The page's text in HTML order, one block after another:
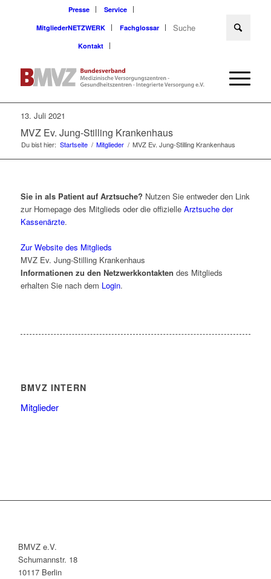
Presse
Service
MitgliederNETZWERK
Fachglossar
Kontakt
13. Juli 2021
MVZ Ev. Jung-Stilling Krankenhaus
Du bist hier: Startseite / Mitglieder / MVZ Ev. Jung-Stilling Krankenhaus
Sie in als Patient auf Arztsuche? Nutzen Sie entweder den Link
zur Homepage des Mitglieds oder die offizielle Arztsuche der
Kassenärzte.
Zur Website des Mitglieds
MVZ Ev. Jung-Stilling Krankenhaus
Informationen zu den Netzwerkkontakten des Mitglieds
erhalten Sie nach dem Login.
BMVZ INTERN
Mitglieder
BMVZ e.V.
Schumannstr. 18
10117 Berlin